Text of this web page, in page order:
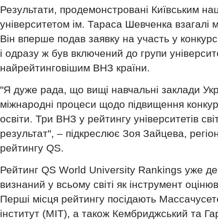
Результати, продемонстровані Київським
університетом ім. Тараса Шевченка
Він вперше подав заявку на участь у
і одразу ж був включений до групи
найрейтинговішим ВНЗ країни.
"Я дуже рада, що вищі навчальні заклади
міжнародні процеси щодо підвищення
освіти. Три ВНЗ у рейтингу університетів
результат", – підкреслює Зоя Зайцева,
рейтингу QS.
Рейтинг QS World University Rankings уже
визнаний у всьому світі як інструмент
Перші місця рейтингу посідають
інститут (MIT), а також Кембриджський та